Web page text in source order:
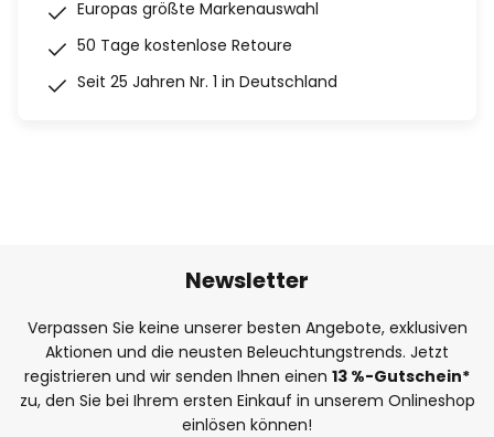
Europas größte Markenauswahl
50 Tage kostenlose Retoure
Seit 25 Jahren Nr. 1 in Deutschland
Newsletter
Verpassen Sie keine unserer besten Angebote, exklusiven
Aktionen und die neusten Beleuchtungstrends. Jetzt
registrieren und wir senden Ihnen einen 13 %-Gutschein*
zu, den Sie bei Ihrem ersten Einkauf in unserem Onlineshop
einlösen können!